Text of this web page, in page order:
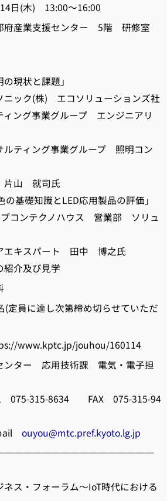
木) 13:00～16:00
業支援センター 5階 研修室
状と課題」
) エコソリューションズ社
業グループ エンジニアリ
グ事業グループ 照明コン
司氏
知識とLED応用製品の評価」
クノハウス 営業部 ソリュ
ート 田中 博之氏
及び見学
達し次第締め切らせていただ
jouhou/160114
ー 応用技術課 電気・電子担
8634 FAX 075-315-94
ouyou@mtc.pref.kyoto.lg.jp
ス・フォーラム～IoT時代における